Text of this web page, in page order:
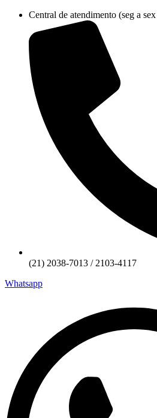
conteúdo
Central de atendimento (seg a
(21) 2038-7013 / 2103-4117
Whatsapp